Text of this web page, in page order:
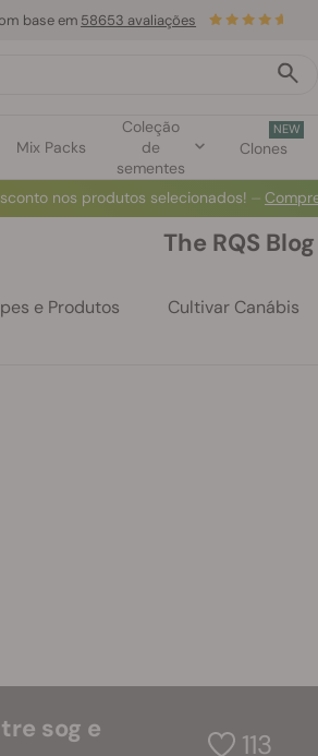
Mix Packs
Coleção
de
sementes
NEW
Clones
base em 58653 avaliações
nos produtos selecionados! ⏤
The RQS Blog
e Produtos Cultivar Canábis
sog e
113